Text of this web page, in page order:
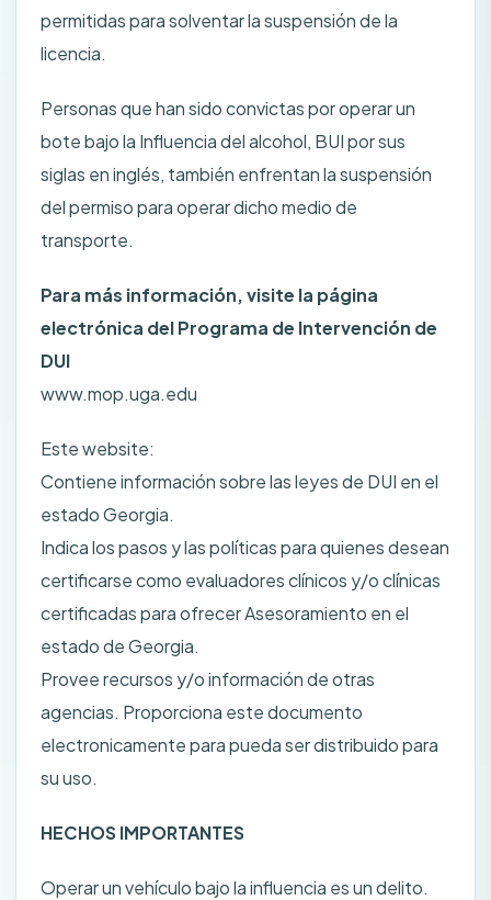
permitidas para solventar la suspensión de la
licencia.
Personas que han sido convictas por operar un
bote bajo la Influencia del alcohol, BUI por sus
siglas en inglés, también enfrentan la suspensión
del permiso para operar dicho medio de
transporte.
Para más información, visite la página
electrónica del Programa de Intervención de
DUI
www.mop.uga.edu
Este website:
Contiene información sobre las leyes de DUI en el
estado Georgia.
Indica los pasos y las políticas para quienes desean
certificarse como evaluadores clínicos y/o clínicas
certificadas para ofrecer Asesoramiento en el
estado de Georgia.
Provee recursos y/o información de otras
agencias. Proporciona este documento
electronicamente para pueda ser distribuido para
su uso.
HECHOS IMPORTANTES
Operar un vehículo bajo la influencia es un delito.